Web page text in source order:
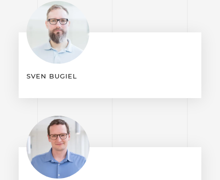
SVEN BUGIEL